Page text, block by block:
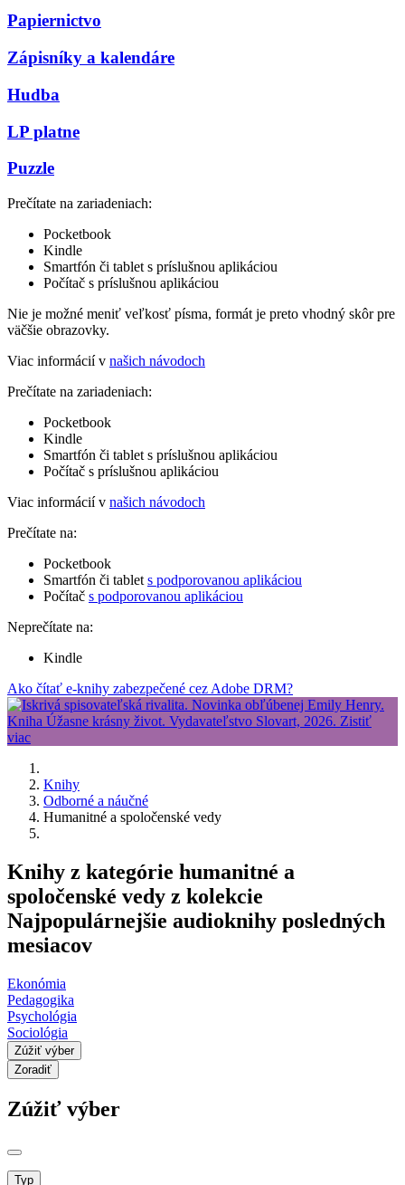
Papiernictvo
Zápisníky a kalendáre
Hudba
LP platne
Puzzle
Prečítate na zariadeniach:
Pocketbook
Kindle
Smartfón či tablet s príslušnou aplikáciou
Počítač s príslušnou aplikáciou
Nie je možné meniť veľkosť písma, formát je preto vhodný skôr pre
väčšie obrazovky.
Viac informácií v našich návodoch
Prečítate na zariadeniach:
Pocketbook
Kindle
Smartfón či tablet s príslušnou aplikáciou
Počítač s príslušnou aplikáciou
Viac informácií v našich návodoch
Prečítate na:
Pocketbook
Smartfón či tablet s podporovanou aplikáciou
Počítač s podporovanou aplikáciou
Neprečítate na:
Kindle
Ako čítať e-knihy zabezpečené cez Adobe DRM?
Knihy
Odborné a náučné
Humanitné a spoločenské vedy
Knihy z kategórie humanitné a
spoločenské vedy z kolekcie
Najpopulárnejšie audioknihy posledných
mesiacov
Ekonómia
Pedagogika
Psychológia
Sociológia
Zúžiť výber
Zoradiť
Zúžiť výber
Typ